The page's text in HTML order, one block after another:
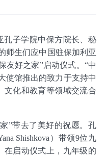
孔子学院中保方院长、秘
师生们应中国驻保加利亚
友好之家”启动仪式。“中
使馆推出的致力于支持中
文化和教育等领域交流合
”带去了美好的祝愿。孔
Shishkova ）带领9位九
在启动仪式上，九年级的